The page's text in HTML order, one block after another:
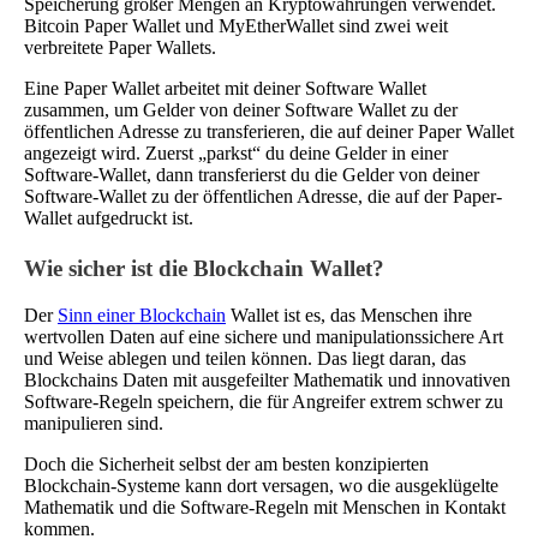
Speicherung großer Mengen an Kryptowährungen verwendet.
Bitcoin Paper Wallet und MyEtherWallet sind zwei weit
verbreitete Paper Wallets.
Eine Paper Wallet arbeitet mit deiner Software Wallet
zusammen, um Gelder von deiner Software Wallet zu der
öffentlichen Adresse zu transferieren, die auf deiner Paper Wallet
angezeigt wird. Zuerst „parkst“ du deine Gelder in einer
Software-Wallet, dann transferierst du die Gelder von deiner
Software-Wallet zu der öffentlichen Adresse, die auf der Paper-
Wallet aufgedruckt ist.
Wie sicher ist die Blockchain Wallet?
Der Sinn einer Blockchain Wallet ist es, das Menschen ihre
wertvollen Daten auf eine sichere und manipulationssichere Art
und Weise ablegen und teilen können. Das liegt daran, das
Blockchains Daten mit ausgefeilter Mathematik und innovativen
Software-Regeln speichern, die für Angreifer extrem schwer zu
manipulieren sind.
Doch die Sicherheit selbst der am besten konzipierten
Blockchain-Systeme kann dort versagen, wo die ausgeklügelte
Mathematik und die Software-Regeln mit Menschen in Kontakt
kommen.